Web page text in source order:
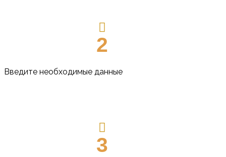
2
Введите необходимые данные
3